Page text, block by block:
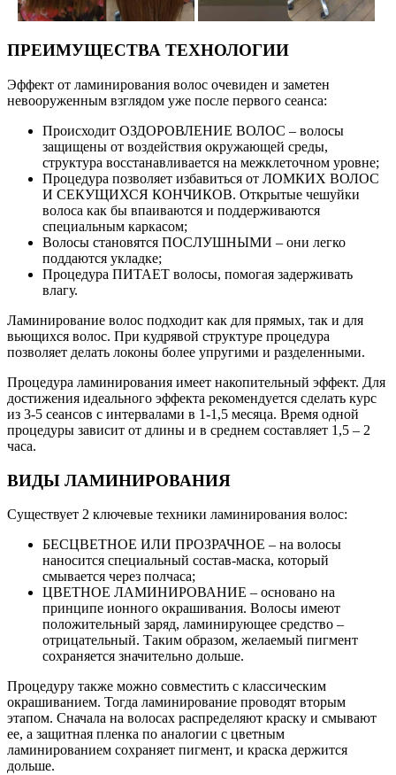
ПРЕИМУЩЕСТВА ТЕХНОЛОГИИ
Эффект от ламинирования волос очевиден и заметен
невооруженным взглядом уже после первого сеанса:
Происходит ОЗДОРОВЛЕНИЕ ВОЛОС – волосы
защищены от воздействия окружающей среды,
структура восстанавливается на межклеточном уровне;
Процедура позволяет избавиться от ЛОМКИХ ВОЛОС
И СЕКУЩИХСЯ КОНЧИКОВ. Открытые чешуйки
волоса как бы впаиваются и поддерживаются
специальным каркасом;
Волосы становятся ПОСЛУШНЫМИ – они легко
поддаются укладке;
Процедура ПИТАЕТ волосы, помогая задерживать
влагу.
Ламинирование волос подходит как для прямых, так и для
вьющихся волос. При кудрявой структуре процедура
позволяет делать локоны более упругими и разделенными.
Процедура ламинирования имеет накопительный эффект. Для
достижения идеального эффекта рекомендуется сделать курс
из 3-5 сеансов с интервалами в 1-1,5 месяца. Время одной
процедуры зависит от длины и в среднем составляет 1,5 – 2
часа.
ВИДЫ ЛАМИНИРОВАНИЯ
Существует 2 ключевые техники ламинирования волос:
БЕСЦВЕТНОЕ ИЛИ ПРОЗРАЧНОЕ – на волосы
наносится специальный состав-маска, который
смывается через полчаса;
ЦВЕТНОЕ ЛАМИНИРОВАНИЕ – основано на
принципе ионного окрашивания. Волосы имеют
положительный заряд, ламинирующее средство –
отрицательный. Таким образом, желаемый пигмент
сохраняется значительно дольше.
Процедуру также можно совместить с классическим
окрашиванием. Тогда ламинирование проводят вторым
этапом. Сначала на волосах распределяют краску и смывают
ее, а защитная пленка по аналогии с цветным
ламинированием сохраняет пигмент, и краска держится
дольше.